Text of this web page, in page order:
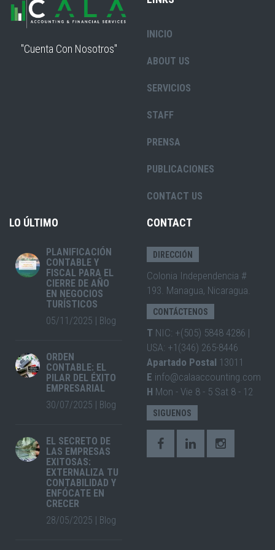
"Cuenta Con Nosotros"
INICIO
ABOUT US
SERVICIOS
STAFF
PRENSA
PUBLICACIONES
CONTACT US
LO ÚLTIMO
PLANIFICACIÓN
CONTABLE Y
FISCAL PARA EL
CIERRE DE AÑO
EN NEGOCIOS
TURÍSTICOS
05/11/2025
Blog
ORDEN
CONTABLE: EL
PILAR DEL ÉXITO
EMPRESARIAL
30/07/2025
Blog
EL SECRETO DE
LAS EMPRESAS
EXITOSAS:
EXTERNALIZA TU
CONTABILIDAD Y
ENFÓCATE EN
CRECER
28/05/2025
Blog
CONTACT
DIRECCIÓN
Colonia Independencia #
193. Managua, Nicaragua.
CONTÁCTENOS
T NIC: +(505) 5848 4286 |
USA: +1(346) 265-8446
Apartado Postal 13011
E info@calaaccounting.com
H Mon - Vie 8 - 5 Sat 8 - 12
SIGUENOS